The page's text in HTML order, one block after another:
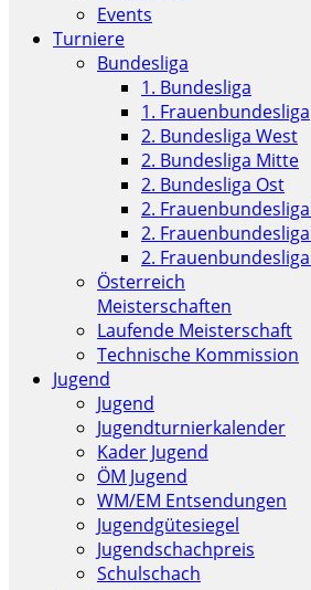
Events
Turniere
Bundesliga
1. Bundesliga
1. Frauenbundesliga
2. Bundesliga West
2. Bundesliga Mitte
2. Bundesliga Ost
2.
2.
2.
Österreich
Meisterschaften
Laufende Meisterschaft
Technische Kommission
Jugend
Jugend
Jugendturnierkalender
Kader Jugend
ÖM Jugend
WM/EM Entsendungen
Jugendgütesiegel
Jugendschachpreis
Schulschach